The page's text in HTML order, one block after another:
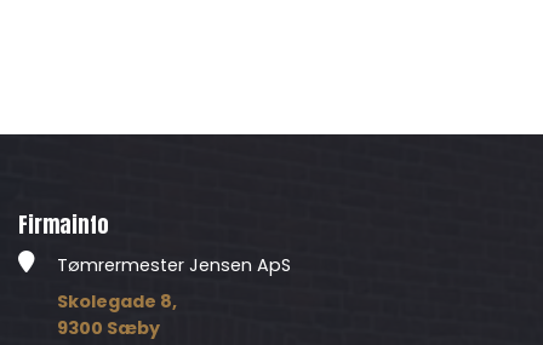
Firmainfo
Tømrermester Jensen ApS
Skolegade 8,
9300 Sæby